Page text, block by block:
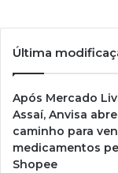
Última
Após Mercado
Assaí, Anvisa abre
caminho para
medicamentos
Shopee